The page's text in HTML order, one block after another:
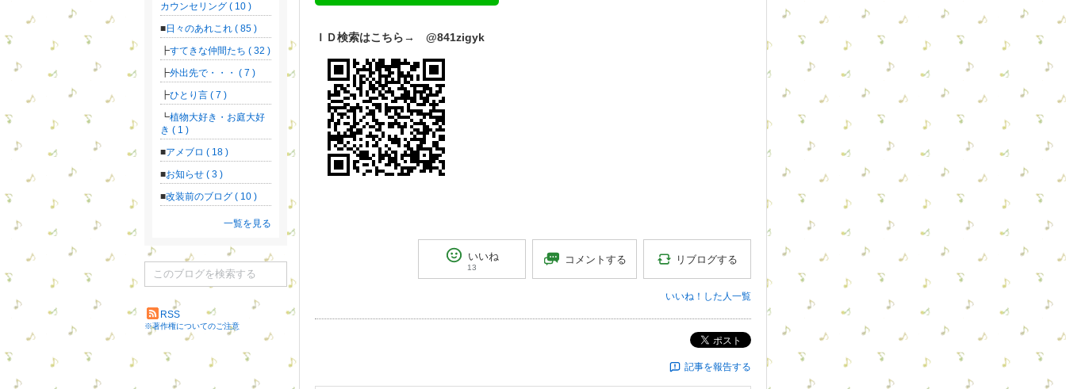
ＩＤ検索はこちら→ @841zigyk
いいね
13
コメントする リブログする
いいね！した人一覧
ポスト
記事を報告する
カウンセリング ( 10 )
日々のあれこれ ( 85 )
すてきな仲間たち ( 32 )
外出先で・・・ ( 7 )
ひとり言 ( 7 )
植物大好き・お庭大好
き ( 1 )
アメブロ ( 18 )
お知らせ ( 3 )
改装前のブログ ( 10 )
一覧を見る
RSS
※著作権についてのご注意